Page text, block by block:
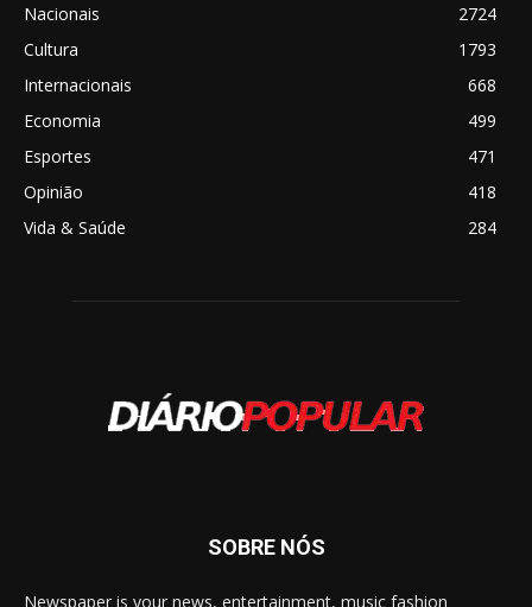
Nacionais
2724
Cultura
1793
Internacionais
668
Economia
499
Esportes
471
Opinião
418
Vida & Saúde
284
SOBRE NÓS
Newspaper is your news, entertainment, music fashion